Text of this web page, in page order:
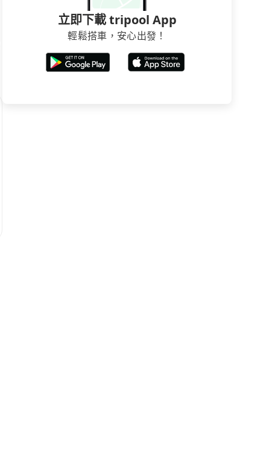
立即下載 tripool App
輕鬆搭車，安心出發！